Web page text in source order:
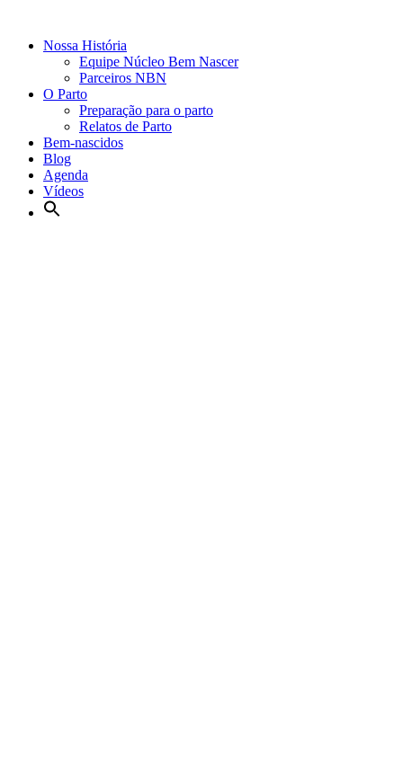
Nossa História
Equipe Núcleo Bem Nascer
Parceiros NBN
O Parto
Preparação para o parto
Relatos de Parto
Bem-nascidos
Blog
Agenda
Vídeos